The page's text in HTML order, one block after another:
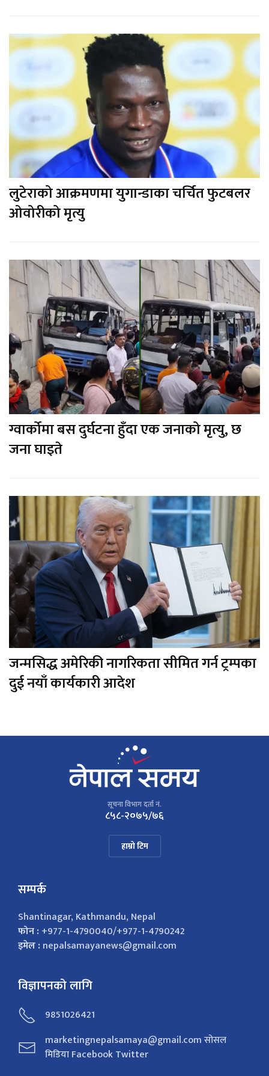
लुटेराको आक्रमणमा युगान्डाका चर्चित फुटबलर
ओवोरीको मृत्यु
ग्वार्कोमा बस दुर्घटना हुँदा एक जनाको मृत्यु, छ
जना घाइते
जन्मसिद्ध अमेरिकी नागरिकता सीमित गर्न ट्रम्पका
दुई नयाँ कार्यकारी आदेश
सूचना विभाग दर्ता नं.
८५८-२०७५/७६
हाम्रो टिम
सम्पर्क
Shantinagar, Kathmandu, Nepal
फोन :+977-1-4790040/+977-1-4790242
इमेल :nepalsamayanews@gmail.com
विज्ञापनको लागि
9851026421
marketingnepalsamaya@gmail.com सोसल
मिडिया Facebook Twitter